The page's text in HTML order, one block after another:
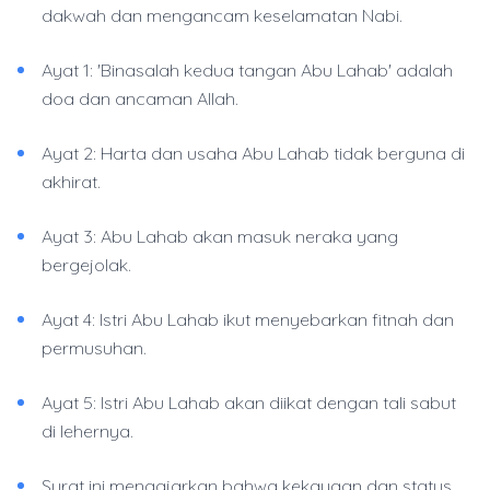
dakwah dan mengancam keselamatan Nabi.
Ayat 1: 'Binasalah kedua tangan Abu Lahab' adalah
doa dan ancaman Allah.
Ayat 2: Harta dan usaha Abu Lahab tidak berguna di
akhirat.
Ayat 3: Abu Lahab akan masuk neraka yang
bergejolak.
Ayat 4: Istri Abu Lahab ikut menyebarkan fitnah dan
permusuhan.
Ayat 5: Istri Abu Lahab akan diikat dengan tali sabut
di lehernya.
Surat ini mengajarkan bahwa kekayaan dan status